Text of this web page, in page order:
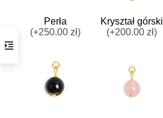
Perła
(+250.00 zł)
Kryształ górski
(+200.00 zł)